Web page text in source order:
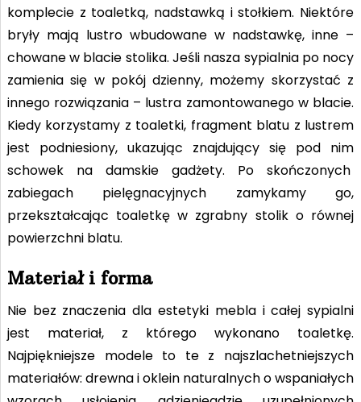
komplecie z toaletką, nadstawką i stołkiem. Niektóre
bryły mają lustro wbudowane w nadstawkę, inne –
chowane w blacie stolika. Jeśli nasza sypialnia po nocy
zamienia się w pokój dzienny, możemy skorzystać z
innego rozwiązania – lustra zamontowanego w blacie.
Kiedy korzystamy z toaletki, fragment blatu z lustrem
jest podniesiony, ukazując znajdujący się pod nim
schowek na damskie gadżety. Po skończonych
zabiegach pielęgnacyjnych zamykamy go,
przekształcając toaletkę w zgrabny stolik o równej
powierzchni blatu.
Materiał i forma
Nie bez znaczenia dla estetyki mebla i całej sypialni
jest materiał, z którego wykonano toaletkę.
Najpiękniejsze modele to te z najszlachetniejszych
materiałów: drewna i oklein naturalnych o wspaniałych